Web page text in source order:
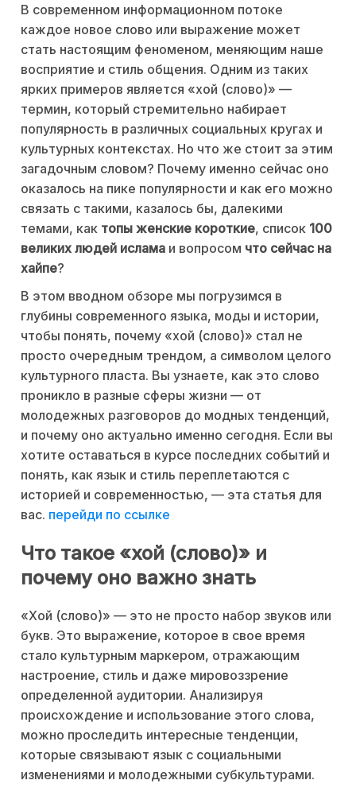
В современном информационном потоке
каждое новое слово или выражение может
стать настоящим феноменом, меняющим наше
восприятие и стиль общения. Одним из таких
ярких примеров является «хой (слово)» —
термин, который стремительно набирает
популярность в различных социальных кругах и
культурных контекстах. Но что же стоит за этим
загадочным словом? Почему именно сейчас оно
оказалось на пике популярности и как его можно
связать с такими, казалось бы, далекими
темами, как топы женские короткие, список 100
великих людей ислама и вопросом что сейчас на
хайпе?
В этом вводном обзоре мы погрузимся в
глубины современного языка, моды и истории,
чтобы понять, почему «хой (слово)» стал не
просто очередным трендом, а символом целого
культурного пласта. Вы узнаете, как это слово
проникло в разные сферы жизни — от
молодежных разговоров до модных тенденций,
и почему оно актуально именно сегодня. Если вы
хотите оставаться в курсе последних событий и
понять, как язык и стиль переплетаются с
историей и современностью, — эта статья для
вас. перейди по ссылке
Что такое «хой (слово)» и
почему оно важно знать
«Хой (слово)» — это не просто набор звуков или
букв. Это выражение, которое в свое время
стало культурным маркером, отражающим
настроение, стиль и даже мировоззрение
определенной аудитории. Анализируя
происхождение и использование этого слова,
можно проследить интересные тенденции,
которые связывают язык с социальными
изменениями и молодежными субкультурами.